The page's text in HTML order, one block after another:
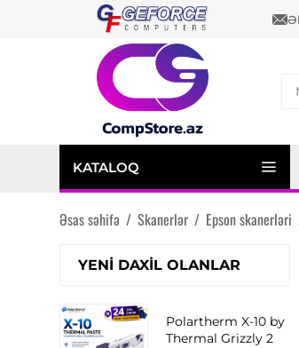
KATALOQ
Əsas səhifə / Skanerlər / Epson skanerləri
YENI DAXIL OLANLAR
Polartherm X-10 by
Thermal Grizzly 2